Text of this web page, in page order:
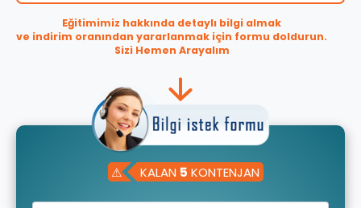
Eğitimimiz hakkında detaylı bilgi almak
ve indirim oranından yararlanmak için formu doldurun.
Sizi Hemen Arayalım
⚠ KALAN 5 KONTENJAN